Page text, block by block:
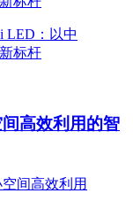
高效利用的智